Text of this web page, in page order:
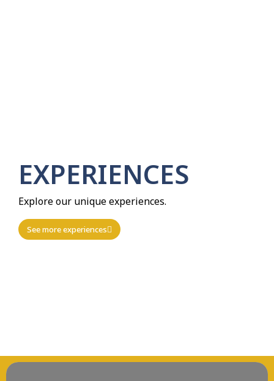
EXPERIENCES​
Explore our unique experiences.
See more experiences